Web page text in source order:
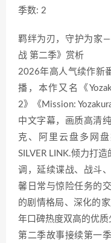
季数: 2
羁绊为刃，守护为家
战 第二季》赏析
2026年高人气续作新
播，本作又名《
2》《Mission:
中文字幕，画质高清
克、阿里云盘多网
SILVER LINK.倾力打
调，延续谍战、战斗
馨日常与惊险任务的
的剧情格局、深化的
年口碑热度双高的优质
第二季故事接续第一